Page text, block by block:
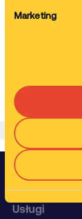
Marketing
Usługi